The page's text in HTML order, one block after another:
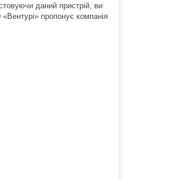
даний пристрій, ви
пропонує компанія